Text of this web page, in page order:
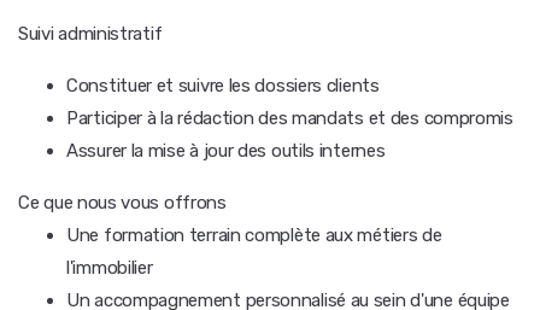
Suivi administratif
Constituer et suivre les dossiers clients
Participer à la rédaction des mandats et des compromis
Assurer la mise à jour des outils internes
Ce que nous vous offrons
Une formation terrain complète aux métiers de
l'immobilier
Un accompagnement personnalisé au sein d'une équipe